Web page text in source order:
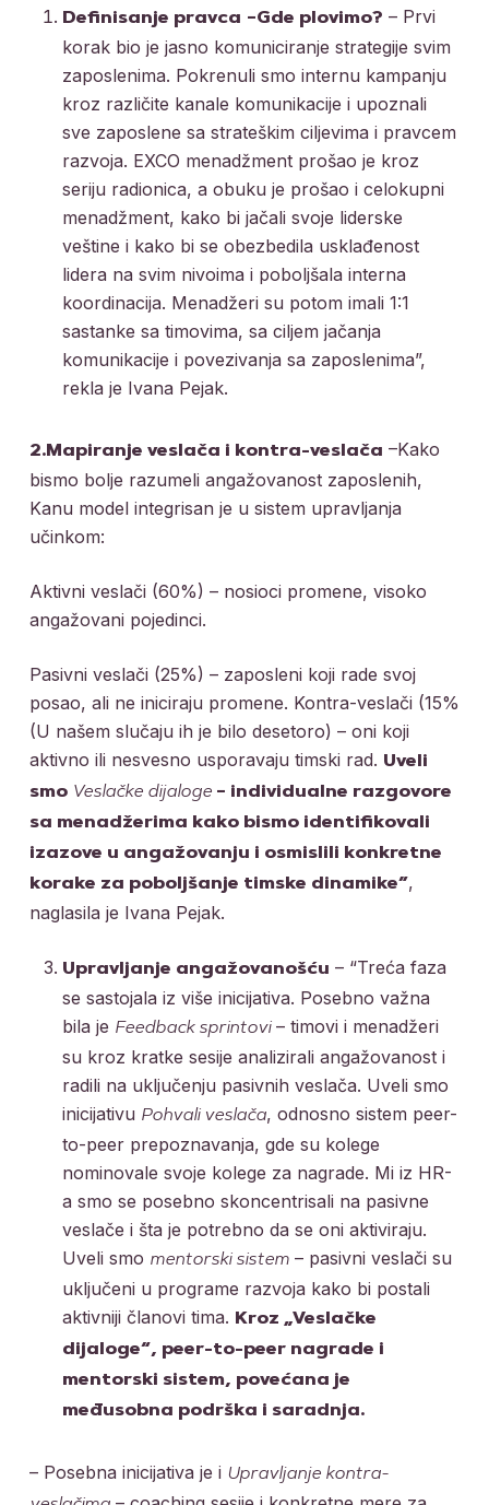
Definisanje pravca –Gde plovimo? – Prvi
korak bio je jasno komuniciranje strategije svim
zaposlenima. Pokrenuli smo internu kampanju
kroz različite kanale komunikacije i upoznali
sve zaposlene sa strateškim ciljevima i pravcem
razvoja. EXCO menadžment prošao je kroz
seriju radionica, a obuku je prošao i celokupni
menadžment, kako bi jačali svoje liderske
veštine i kako bi se obezbedila usklađenost
lidera na svim nivoima i poboljšala interna
koordinacija. Menadžeri su potom imali 1:1
sastanke sa timovima, sa ciljem jačanja
komunikacije i povezivanja sa zaposlenima”,
rekla je Ivana Pejak.
2.Mapiranje veslača i kontra-veslača –Kako
bismo bolje razumeli angažovanost zaposlenih,
Kanu model integrisan je u sistem upravljanja
učinkom:
Aktivni veslači (60%) – nosioci promene, visoko
angažovani pojedinci.
Pasivni veslači (25%) – zaposleni koji rade svoj
posao, ali ne iniciraju promene. Kontra-veslači (15%
(U našem slučaju ih je bilo desetoro) – oni koji
aktivno ili nesvesno usporavaju timski rad. Uveli
smo Veslačke dijaloge– individualne razgovore
sa menadžerima kako bismo identifikovali
izazove u angažovanju i osmislili konkretne
korake za poboljšanje timske dinamike”,
naglasila je Ivana Pejak.
Upravljanje angažovanošću – “Treća faza
se sastojala iz više inicijativa. Posebno važna
bila je Feedback sprintovi– timovi i menadžeri
su kroz kratke sesije analizirali angažovanost i
radili na uključenju pasivnih veslača. Uveli smo
inicijativu Pohvali veslača, odnosno sistem peer-
to-peer prepoznavanja, gde su kolege
nominovale svoje kolege za nagrade. Mi iz HR-
a smo se posebno skoncentrisali na pasivne
veslače i šta je potrebno da se oni aktiviraju.
Uveli smo mentorski sistem– pasivni veslači su
uključeni u programe razvoja kako bi postali
aktivniji članovi tima.
Kroz „Veslačke
dijaloge“, peer-to-peer nagrade i
mentorski sistem, povećana je
međusobna podrška i saradnja.
– Posebna inicijativa je i Upravljanje kontra-